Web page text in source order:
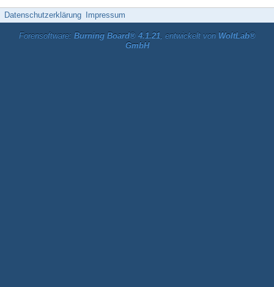
Datenschutzerklärung Impressum
Forensoftware: Burning Board® 4.1.21, entwickelt von WoltLab®
GmbH